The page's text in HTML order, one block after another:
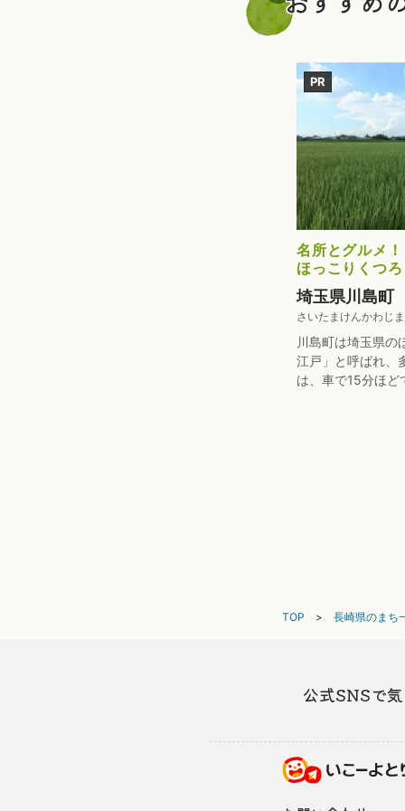
PR
名所とグルメ！
ほっこりくつ
埼玉県川島町
さいたまけんかわじ
川島町は埼玉県の
江戸」と呼ばれ、
は、車で15分ほど
TOP 長崎県のまち
公式SNSで